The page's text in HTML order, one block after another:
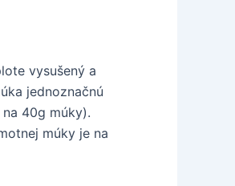
vysušený a
jednoznačnú
40g múky).
múky je na